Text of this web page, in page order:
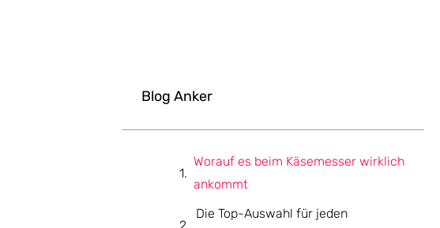
Blog Anker
Worauf es beim Käsemesser wirklich
ankommt
Die Top-Auswahl für jeden